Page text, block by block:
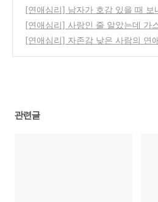
(0)
이: "남자는 사건, 여자는 과정"
(0)
[연애심리] 남자가 호감 있을 때 보
적 신호 3가지: "설마 나 좋아하나?"
[연애심리] 사랑인 줄 알았는데 가
나를 지키는 5가지 신호
(0)
[연애심리] 자존감 낮은 사람의 연
관련글